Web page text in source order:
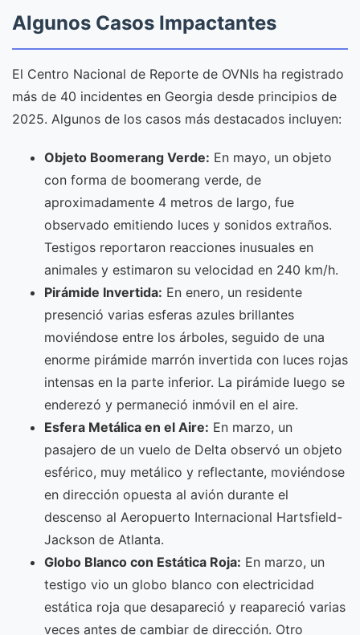
Algunos Casos Impactantes
El Centro Nacional de Reporte de OVNIs ha registrado
más de 40 incidentes en Georgia desde principios de
2025. Algunos de los casos más destacados incluyen:
Objeto Boomerang Verde: En mayo, un objeto
con forma de boomerang verde, de
aproximadamente 4 metros de largo, fue
observado emitiendo luces y sonidos extraños.
Testigos reportaron reacciones inusuales en
animales y estimaron su velocidad en 240 km/h.
Pirámide Invertida: En enero, un residente
presenció varias esferas azules brillantes
moviéndose entre los árboles, seguido de una
enorme pirámide marrón invertida con luces rojas
intensas en la parte inferior. La pirámide luego se
enderezó y permaneció inmóvil en el aire.
Esfera Metálica en el Aire: En marzo, un
pasajero de un vuelo de Delta observó un objeto
esférico, muy metálico y reflectante, moviéndose
en dirección opuesta al avión durante el
descenso al Aeropuerto Internacional Hartsfield-
Jackson de Atlanta.
Globo Blanco con Estática Roja: En marzo, un
testigo vio un globo blanco con electricidad
estática roja que desapareció y reapareció varias
veces antes de cambiar de dirección. Otro